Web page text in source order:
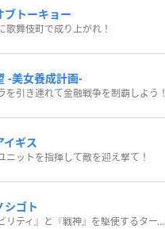
ブトーキョー
歌舞伎町で成り上がれ！
-美女養成計画-
を引き連れて金融戦争を制覇しよう！
イギス
ニットを指揮して敵を迎え撃て！
シゴト
武器の『アビリティ』と『戦神』を駆使するターン制コマンドバトルRPG！